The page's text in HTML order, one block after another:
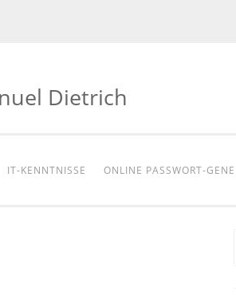
Dietrich
IT-KENNTNISSE ONLINE PASSWORT-